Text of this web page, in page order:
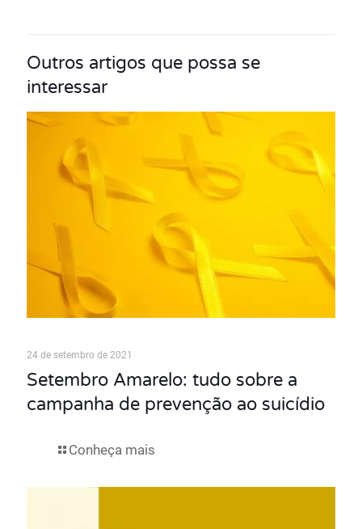
Outros artigos que possa se
interessar
24 de setembro de 2021
Setembro Amarelo: tudo sobre a
campanha de prevenção ao suicídio
Conheça mais